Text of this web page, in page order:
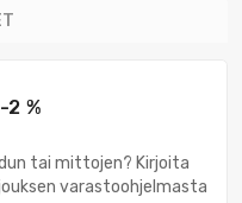
%
tai mittojen? Kirjoita
varastoohjelmasta